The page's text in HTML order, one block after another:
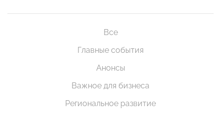
Все
Главные события
Анонсы
Важное для бизнеса
Региональное развитие